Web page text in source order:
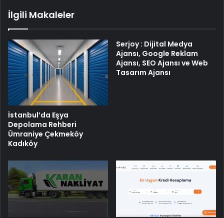
İlgili Makaleler
İstanbul’da Eşya
Depolama Rehberi
Ümraniye Çekmeköy
Kadıköy
Serjoy : Dijital Medya
Ajansı, Google Reklam
Ajansı, SEO Ajansı ve Web
Tasarım Ajansı